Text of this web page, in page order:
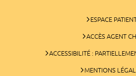
ESPACE
ACCÈS AGENT
ACCESSIBILITÉ :
MENTIONS